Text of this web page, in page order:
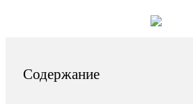
Содержание